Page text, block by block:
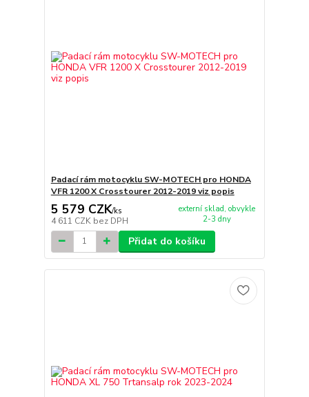
Padací rám motocyklu SW-MOTECH pro HONDA
VFR 1200 X Crosstourer 2012-2019 viz popis
5 579 CZK/ks
4 611 CZK bez DPH
externí sklad, obvykle
2-3 dny
Přidat do košíku